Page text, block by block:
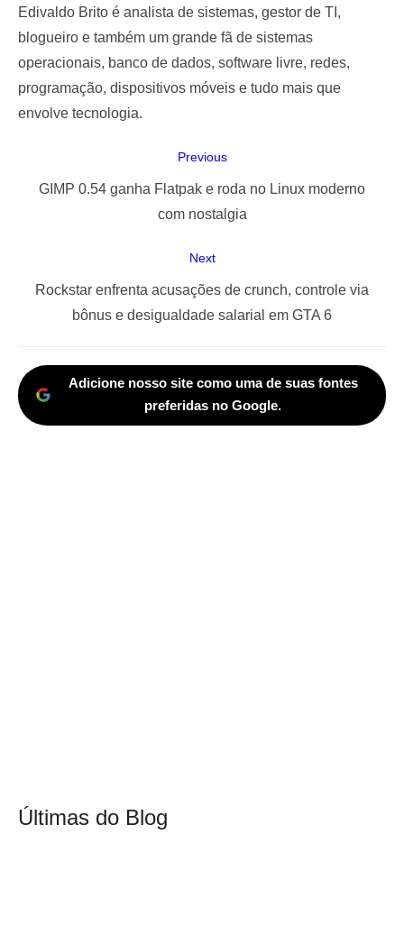
Edivaldo Brito é analista de sistemas, gestor de TI,
blogueiro e também um grande fã de sistemas
operacionais, banco de dados, software livre, redes,
programação, dispositivos móveis e tudo mais que
envolve tecnologia.
de
Previous
Previous
GIMP 0.54 ganha Flatpak e roda no Linux moderno
com nostalgia
Next
Next
Rockstar enfrenta acusações de crunch, controle via
bônus e desigualdade salarial em GTA 6
Adicione nosso site como uma de suas fontes
preferidas no Google.
Últimas do Blog